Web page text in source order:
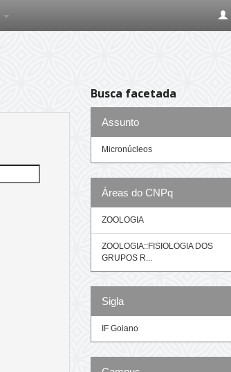
Busca facetada
Assunto
Micronúcleos
Áreas do CNPq
ZOOLOGIA
ZOOLOGIA::FISIOLOGIA DOS
GRUPOS R...
Sigla
IF Goiano